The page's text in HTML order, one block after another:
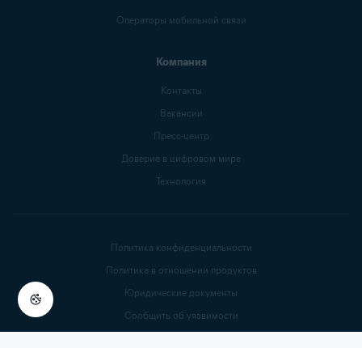
Операторы мобильной связи
Компания
Контакты
Вакансии
Пресс-центр
Доверие в цифровом мире
Технология
Политика конфиденциальности
Политика в отношении продуктов
Юридические документы
Сообщить об уязвимости